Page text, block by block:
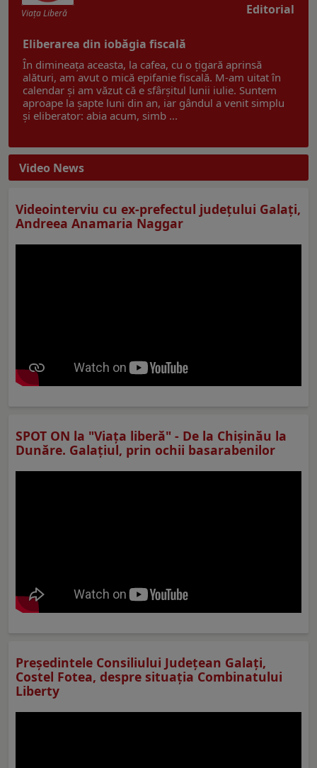
Editorial
Viaţa Liberă
Eliberarea din iobăgia fiscală
În dimineața aceasta, la cafea, cu o țigară aprinsă
alături, am avut o mică epifanie fiscală. M-am uitat în
calendar și am văzut că e sfârșitul lunii iulie. Suntem
aproape la șapte luni din an, iar gândul a venit simplu
și eliberator: abia acum, simb ...
Video News
Videointerviu cu ex-prefectul judeţului Galaţi,
Andreea Anamaria Naggar
SPOT ON la "Viaţa liberă" - De la Chișinău la
Dunăre. Galațiul, prin ochii basarabenilor
Preşedintele Consiliului Judeţean Galaţi,
Costel Fotea, despre situaţia Combinatului
Liberty